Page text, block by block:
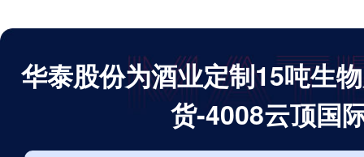
华泰股份为酒业定制15吨生
货-4008云顶国